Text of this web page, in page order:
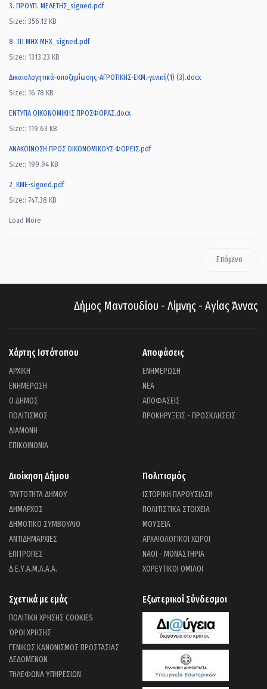
3. ΠΡΟΥΠ. ΜΕΛΕΤΗΣ_signed.pdf
Size:: 356.12 KB
8. ΤΠ ΜΗΧ ΜΗΧ_signed.pdf
Size:: 1313.23 KB
Δικαιολογητικά-αποζημίωσης-ΑΓΡΟΤΙΚΗΣ-ΕΚΜ.-γενική(1) (3).docx
Size:: 16.78 KB
ΕΝΤΥΠΑ ΟΙΚΟΝΟΜΙΚΗΣ ΠΡΟΣΦΟΡΑΣ.docx
Size:: 119.63 KB
ΑΝΑΚΟΙΝΩΣΗ ΠΡΟΣ ΟΙΚΟΝΟΜΙΚΟΥΣ ΦΟΡΕΙΣ.pdf
Size:: 199.94 KB
2_KME-signed.pdf
Size:: 747.38 KB
Load More
Επόμενο
Δήμος Μαντουδίου - Λίμνης - Αγίας Άννας
Χάρτης Ιστότοπου
ΑΡΧΙΚΗ
ΕΝΗΜΕΡΩΣΗ
Ο ΔΗΜΟΣ
ΠΟΛΙΤΙΣΜΟΣ
ΔΙΑΜΟΝΗ
ΕΠΙΚΟΙΝΩΝΙΑ
Αποφάσεις
ΕΝΗΜΕΡΩΣΗ
ΝΕΑ
ΑΠΟΦΑΣΕΙΣ
ΠΡΟΚΗΡΥΞΕΙΣ - ΠΡΟΣΚΛΗΣΕΙΣ
Διοίκηση Δήμου
ΤΑΥΤΟΤΗΤΑ ΔΗΜΟΥ
ΔΗΜΑΡΧΟΣ
ΔΗΜΟΤΙΚΟ ΣΥΜΒΟΥΛΙΟ
ΑΝΤΙΔΗΜΑΡΧΙΕΣ
ΕΠΙΤΡΟΠΕΣ
Δ.Ε.Υ.Α.Μ.Λ.Α.Α.
Πολιτισμός
ΙΣΤΟΡΙΚΗ ΠΑΡΟΥΣΙΑΣΗ
ΠΟΛΙΤΙΣΤΙΚΑ ΣΤΟΙΧΕΙΑ
ΜΟΥΣΕΙΑ
ΑΡΧΑΙΟΛΟΓΙΚΟΙ ΧΩΡΟΙ
ΝΑΟΙ - ΜΟΝΑΣΤΗΡΙΑ
ΧΟΡΕΥΤΙΚΟΙ ΟΜΙΛΟΙ
Σχετικά με εμάς
ΠΟΛΙΤΙΚΗ ΧΡΗΣΗΣ COOKIES
ΌΡΟΙ ΧΡΗΣΗΣ
ΓΕΝΙΚΟΣ ΚΑΝΟΝΙΣΜΟΣ ΠΡΟΣΤΑΣΙΑΣ
ΔΕΔΟΜΕΝΩΝ
ΤΗΛΕΦΩΝΑ ΥΠΗΡΕΣΙΩΝ
Εξωτερικοί Σύνδεσμοι